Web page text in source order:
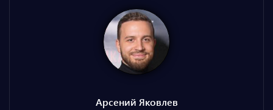
Арсений Яковлев